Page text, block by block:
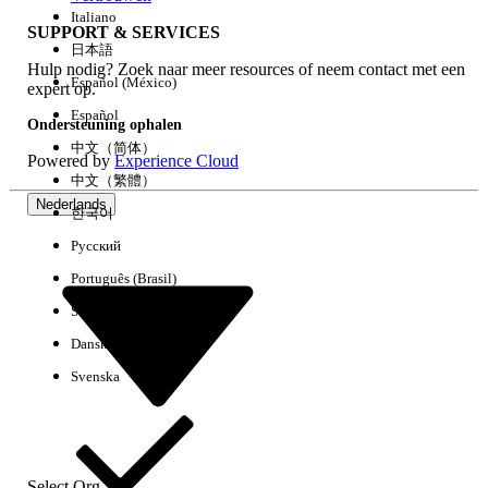
Alles wissen Gereed
Geen resultaten
Hier zijn enkele zoektips
Controleer de spelling van uw trefwoorden.
SUPPORT & SERVICES
Hulp nodig? Zoek naar meer resources of neem contact met een
expert op.
Ondersteuning ophalen
Powered byExperience Cloud
Nederlands
Italiano
日本語
Español (México)
Español
中文（简体）
中文（繁體）
한국어
Русский
Português (Brasil)
Suomi
Dansk
Svenska